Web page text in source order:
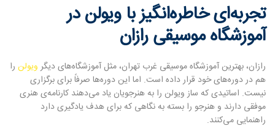
تجربه‌ای خاطره‌انگیز با ویولن در
آموزشگاه موسیقی رازان
رازان، بهترین آموزشگاه موسیقی غرب تهران، مثل آموزشگاه‌های دیگرویولن را
هم در دوره‌های خود قرار داده است. اما این دوره‌ها صرفاً برای برگزاری
نیست. اساتیدی که ساز ویولن را به هنرجویان یاد می‌دهند کارنامه‌ی هنری
موفقی دارند و هنرجو را بسته به نگاهی که برای هدف یادگیری دارد
راهنمایی می‌کنند.